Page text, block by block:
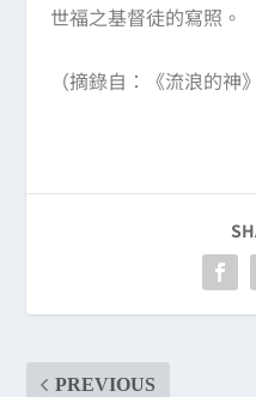
世福之基督徒的寫照。
（摘錄自：《流浪的神
PREVIOUS